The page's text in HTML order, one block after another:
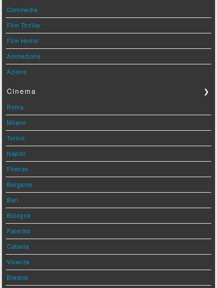
Commedie
Film Thriller
Film Horror
Animazione
Azione
Cinema ❯
Roma
Milano
Torino
Napoli
Firenze
Bergamo
Bari
Bologna
Palermo
Catania
Vicenza
Brescia